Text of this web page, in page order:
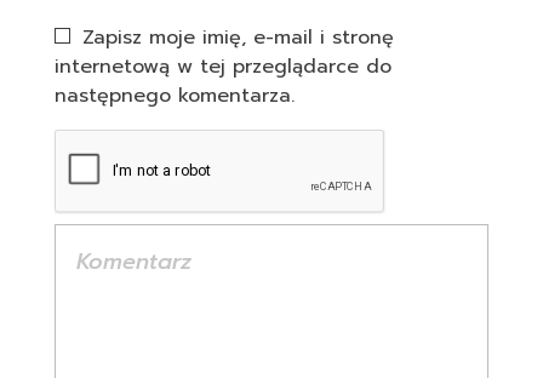
Zapisz moje imię, e-mail i stronę
internetową w tej przeglądarce do
następnego komentarza.